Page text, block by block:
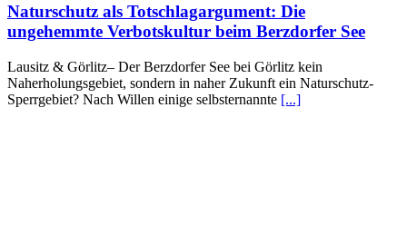
Naturschutz als Totschlagargument: Die
ungehemmte Verbotskultur beim Berzdorfer See
Lausitz & Görlitz– Der Berzdorfer See bei Görlitz kein
Naherholungsgebiet, sondern in naher Zukunft ein Naturschutz-
Sperrgebiet? Nach Willen einige selbsternannte [...]